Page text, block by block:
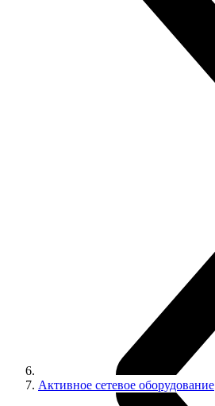
Активное сетевое оборудование